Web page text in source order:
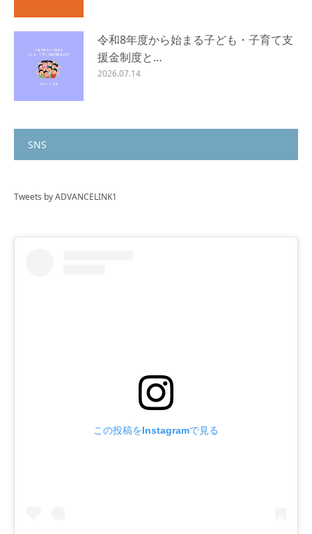
令和8年度から始まる子ども・子育て支
援金制度と…
2026.07.14
SNS
Tweets by ADVANCELINK1
この投稿をInstagramで見る